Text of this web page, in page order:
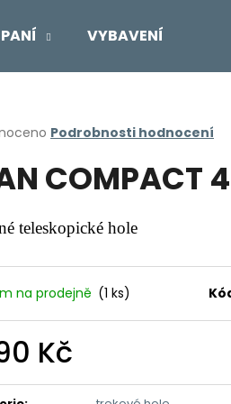
VYBAVENÍ
Podrobnosti hodnocení
COMPACT
teleskopické hole
na prodejně (1 ks)
Kč
HLEDAT